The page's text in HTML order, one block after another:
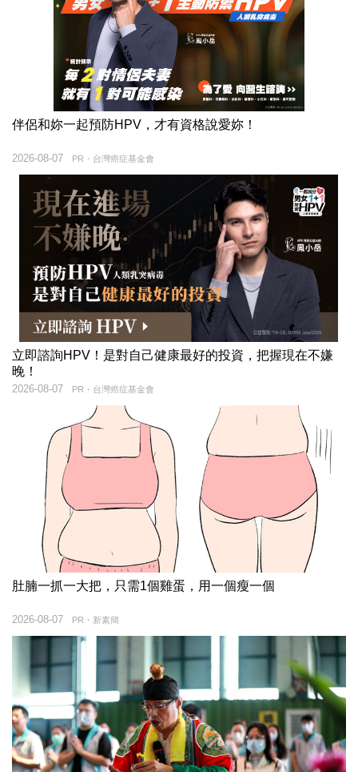
伴侶和妳一起預防HPV，才有資格說愛妳！
PR・台灣癌症基金會
2026-08-07
立即諮詢HPV！是對自己健康最好的投資，把握現在不嫌
晚！
PR・台灣癌症基金會
2026-08-07
肚腩一抓一大把，只需1個雞蛋，用一個瘦一個
PR・新素簡
2026-08-07